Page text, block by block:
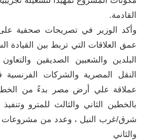
القادمة.
وأكد الوزير في تصريحات صحفية
عمق العلاقات التي تربط بين القيادة
البلدين والشعبين الصديقين والتعاون
النقل المصرية والشركات الفرنسية
عملاقة علي أرض مصر بدءً من الخط
بالخطين الثاني والثالث للمترو
شرق/غرب النيل ، وعدد من مشروعات
والثاني